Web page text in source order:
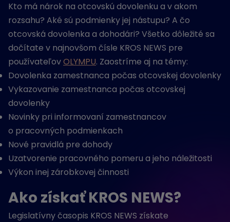
Kto má nárok na otcovskú dovolenku a v akom
rozsahu? Aké sú podmienky jej nástupu? A čo
otcovská dovolenka a dohodári? Všetko dôležité sa
dočítate v najnovšom čísle KROS NEWS pre
používateľovOLYMPU. Zaostríme aj na témy:
Dovolenka zamestnanca počas otcovskej dovolenky
Vykazovanie zamestnanca počas otcovskej
dovolenky
Novinky pri informovaní zamestnancov
o pracovných podmienkach
Nové pravidlá pre dohody
Uzatvorenie pracovného pomeru a jeho náležitosti
Výkon inej zárobkovej činnosti
Ako získať KROS NEWS?
Legislatívny časopis KROS NEWS získate